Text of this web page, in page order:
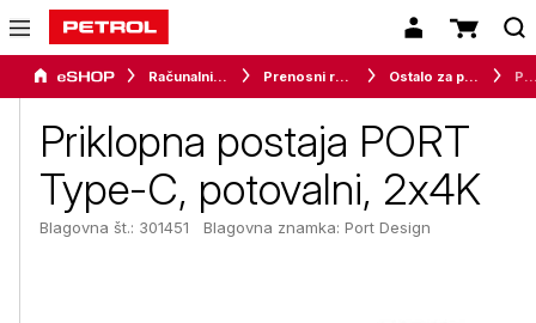
Računalništvo Prenosni računalniki Ostalo za prenosnike
Priklopna postaja PORT
Type-C, potovalni, 2x4K
Blagovna št.: 301451 Blagovna znamka: Port Design